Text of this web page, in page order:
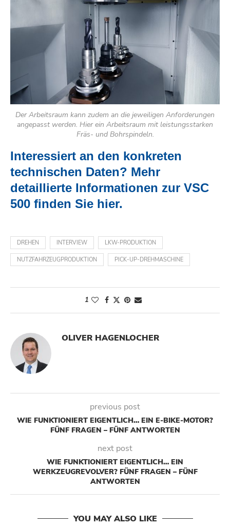
Der Arbeitsraum kann zudem an die jeweiligen Anforderungen
angepasst werden. Hier ein Arbeitsraum mit leistungsstarken
Fräs- und Bohrspindeln.
Interessiert an den konkreten
technischen Daten? Mehr
detaillierte Informationen zur VSC
500 finden Sie hier.
DREHEN INTERVIEW LKW-PRODUKTION
NUTZFAHRZEUGPRODUKTION PICK-UP-DREHMASCHINE
1
OLIVER HAGENLOCHER
previous post
WIE FUNKTIONIERT EIGENTLICH… EIN E-BIKE-MOTOR?
FÜNF FRAGEN – FÜNF ANTWORTEN
next post
WIE FUNKTIONIERT EIGENTLICH… EIN
WERKZEUGREVOLVER? FÜNF FRAGEN – FÜNF
ANTWORTEN
YOU MAY ALSO LIKE